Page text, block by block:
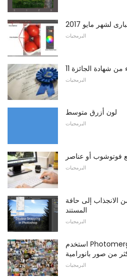
لشهر مايو 2017
البرمجيات
من شهادة الجائزة
البرمجيات
لون أزرق متوسط
البرمجيات
أو عناصر
البرمجيات
الانجذاب إلى حافة
المستند
البرمجيات
استخدم Photomerge في Photoshop للحصول
من صور بانورامية
البرمجيات